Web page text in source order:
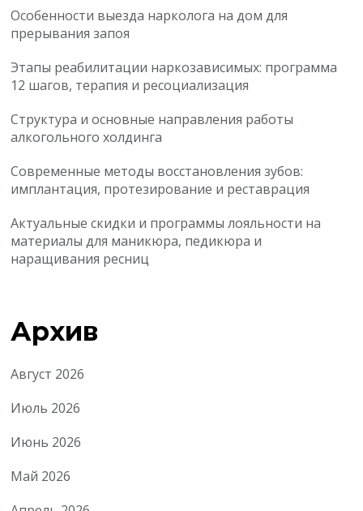
Особенности выезда нарколога на дом для
прерывания запоя
Этапы реабилитации наркозависимых: программа
12 шагов, терапия и ресоциализация
Структура и основные направления работы
алкогольного холдинга
Современные методы восстановления зубов:
имплантация, протезирование и реставрация
Актуальные скидки и программы лояльности на
материалы для маникюра, педикюра и
наращивания ресниц
Архив
Август 2026
Июль 2026
Июнь 2026
Май 2026